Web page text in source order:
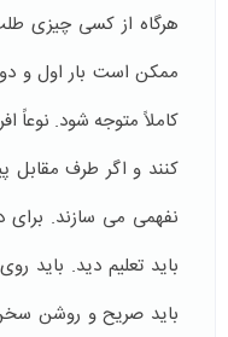
هرگاه از کسی چیزی
ممکن است بار اول و
کاملاً متوجه شود. نوعاً
کنند و اگر طرف مقابل
نفهمی می سازند.
باید تعلیم دید. باید
باید صریح و روشن